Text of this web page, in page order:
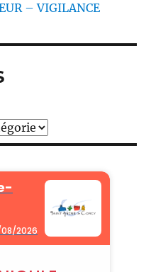
– VIGILANCE